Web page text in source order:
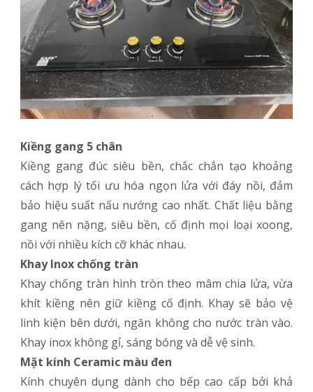
Kiềng gang 5 chân
Kiềng gang đúc siêu bền, chắc chắn tạo khoảng
cách hợp lý tối ưu hóa ngọn lửa với đáy nồi, đảm
bảo hiệu suất nấu nướng cao nhất. Chất liệu bằng
gang nên nặng, siêu bền, cố định mọi loại xoong,
nồi với nhiều kích cỡ khác nhau.
Khay Inox chống tràn
Khay chống tràn hình tròn theo mâm chia lửa, vừa
khít kiềng nên giữ kiềng cố định. Khay sẽ bảo vệ
linh kiện bên dưới, ngăn không cho nước tràn vào.
Khay inox không gỉ, sáng bóng và dễ vệ sinh.
Mặt kính Ceramic màu đen
Kính chuyên dụng dành cho bếp cao cấp bởi khả